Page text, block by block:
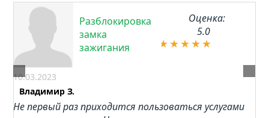
Разблокировка
замка
зажигания
10.03.2023
Владимир З.
Оценка:
5.0
Не первый раз приходится пользоваться услугами